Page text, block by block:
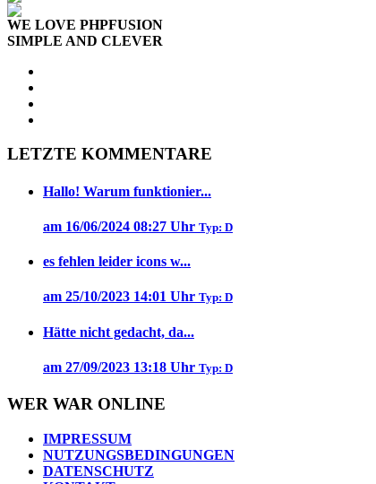
WE LOVE PHPFUSION
SIMPLE AND CLEVER
LETZTE KOMMENTARE
Hallo! Warum funktionier...
am 16/06/2024 08:27 Uhr Typ: D
es fehlen leider icons w...
am 25/10/2023 14:01 Uhr Typ: D
Hätte nicht gedacht, da...
am 27/09/2023 13:18 Uhr Typ: D
WER WAR ONLINE
IMPRESSUM
NUTZUNGSBEDINGUNGEN
DATENSCHUTZ